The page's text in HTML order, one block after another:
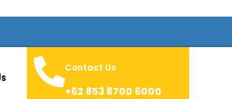
Contact Us
+62 853 8700 6000